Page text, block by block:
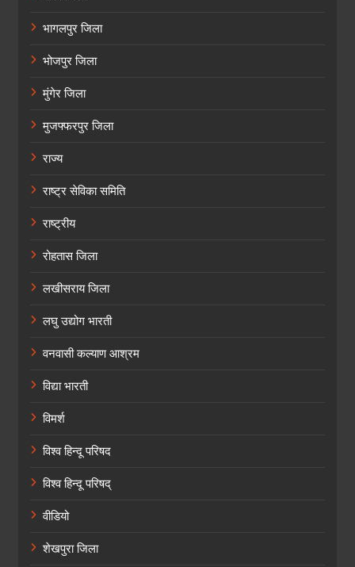
भागलपुर जिला
भोजपुर जिला
मुंगेर जिला
मुजफ्फरपुर जिला
राज्य
राष्ट्र सेविका समिति
राष्ट्रीय
रोहतास जिला
लखीसराय जिला
लघु उद्योग भारती
वनवासी कल्याण आश्रम
विद्या भारती
विमर्श
विश्व हिन्दू परिषद
विश्व हिन्दू परिषद्
वीडियो
शेखपुरा जिला